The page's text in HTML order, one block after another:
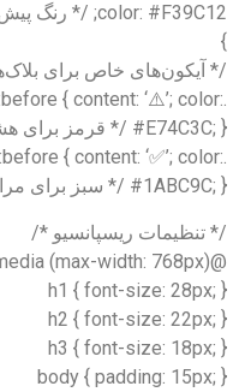
color: #F39C12; /* رنگ پیش‌فرض آیکون */
}
/* آیکون‌های خاص برای
{ content: ‘⚠️’; color:
#E74C3C; } /* قرمز برای هشدار */
{ content: ‘✅’; color:
#1ABC9C; } /* سبز برای مراحل */
/* تنظیمات ریسپانسیو */
@media (max-width: 768px) {
h1 { font-size: 28px; }
h2 { font-size: 22px; }
h3 { font-size: 18px; }
body { padding: 15px; }